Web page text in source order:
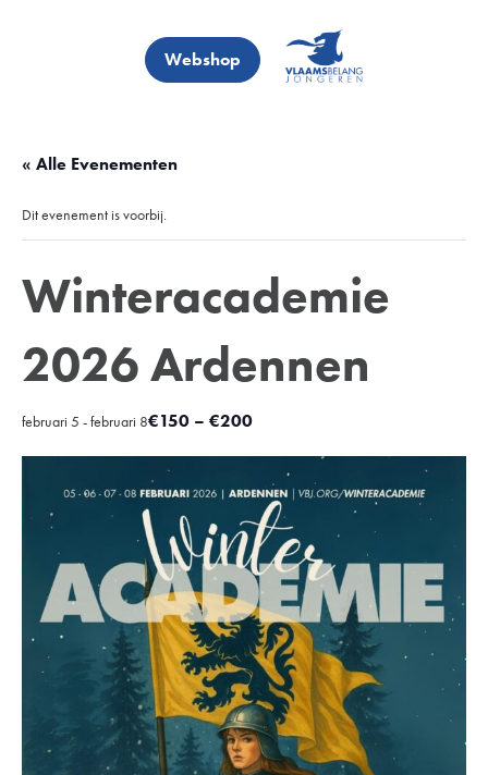
Webshop
« Alle Evenementen
Dit evenement is voorbij.
Winteracademie
2026 Ardennen
februari 5 -februari 8€150 – €200